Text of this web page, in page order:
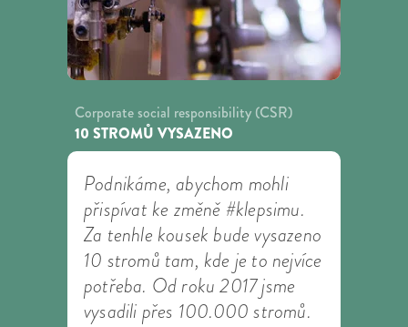
Corporate social responsibility (CSR)
10 STROMŮ VYSAZENO
Podnikáme, abychom mohli
přispívat ke změně #klepsimu.
Za tenhle kousek bude vysazeno
10 stromů tam, kde je to nejvíce
potřeba. Od roku 2017 jsme
vysadili přes 100.000 stromů.